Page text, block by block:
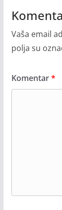
Vaša email
polja su
Komentar*